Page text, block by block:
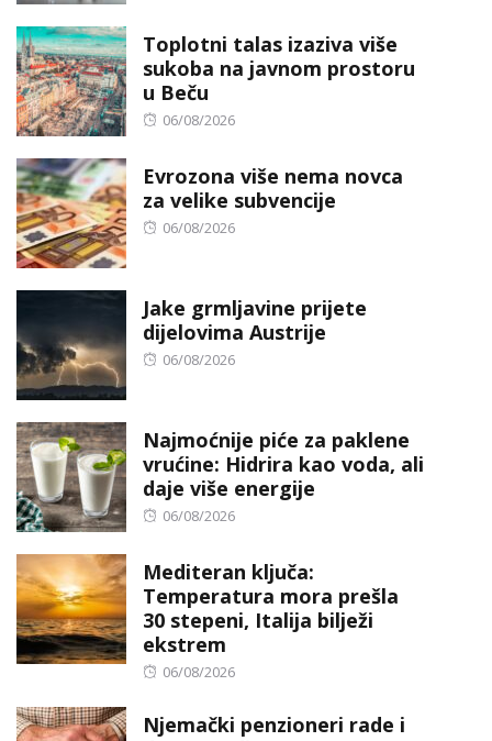
Toplotni talas izaziva više
sukoba na javnom prostoru
u Beču
Posted
06/08/2026
Evrozona više nema novca
za velike subvencije
Posted
06/08/2026
Jake grmljavine prijete
dijelovima Austrije
Posted
06/08/2026
Najmoćnije piće za paklene
vrućine: Hidrira kao voda, ali
daje više energije
Posted
06/08/2026
Mediteran ključa:
Temperatura mora prešla
30 stepeni, Italija bilježi
ekstrem
Posted
06/08/2026
Njemački penzioneri rade i